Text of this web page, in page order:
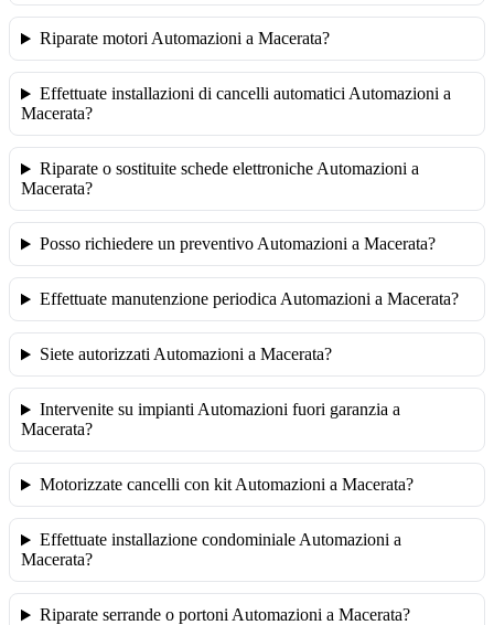
Riparate motori Automazioni a Macerata?
Effettuate installazioni di cancelli automatici Automazioni a
Macerata?
Riparate o sostituite schede elettroniche Automazioni a
Macerata?
Posso richiedere un preventivo Automazioni a Macerata?
Effettuate manutenzione periodica Automazioni a Macerata?
Siete autorizzati Automazioni a Macerata?
Intervenite su impianti Automazioni fuori garanzia a
Macerata?
Motorizzate cancelli con kit Automazioni a Macerata?
Effettuate installazione condominiale Automazioni a
Macerata?
Riparate serrande o portoni Automazioni a Macerata?